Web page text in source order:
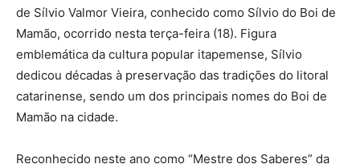
de Sílvio Valmor Vieira, conhecido como Sílvio do Boi de
Mamão, ocorrido nesta terça-feira (18). Figura
emblemática da cultura popular itapemense, Sílvio
dedicou décadas à preservação das tradições do litoral
catarinense, sendo um dos principais nomes do Boi de
Mamão na cidade.
Reconhecido neste ano como “Mestre dos Saberes” da